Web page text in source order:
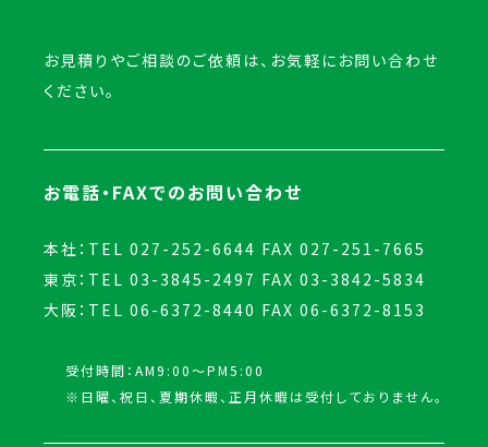
お見積りやご相談のご依頼は、お気軽にお問い合わせ
ください。
お電話・FAXでのお問い合わせ
本社：TEL 027-252-6644 FAX 027-251-7665
東京：TEL 03-3845-2497 FAX 03-3842-5834
大阪：TEL 06-6372-8440 FAX 06-6372-8153
受付時間：AM9:00～PM5:00
※日曜、祝日、夏期休暇、正月休暇は受付しておりません。